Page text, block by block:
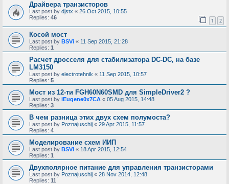
Драйвера транзисторов
Last post by djstx « 26 Oct 2015, 10:55
Replies: 46 1 2
Косой мост
Last post by BSVi « 11 Sep 2015, 21:28
Replies: 1
Расчет дросселя для стабилизатора DC-DC, на базе
LM3150
Last post by electrotehnik « 11 Sep 2015, 10:57
Replies: 5
Мост из 12-ти FGH60N60SMD для SimpleDriver2 ?
Last post by iEugene0x7CA « 05 Aug 2015, 14:48
Replies: 3
В чем разница этих двух схем полумоста?
Last post by Poznajuschij « 29 Apr 2015, 11:57
Replies: 4
Моделирование схем ИИП
Last post by BSVi « 18 Apr 2015, 12:54
Replies: 1
Двухполярное питание для управления транзисторами
Last post by Poznajuschij « 28 Nov 2014, 12:48
Replies: 11